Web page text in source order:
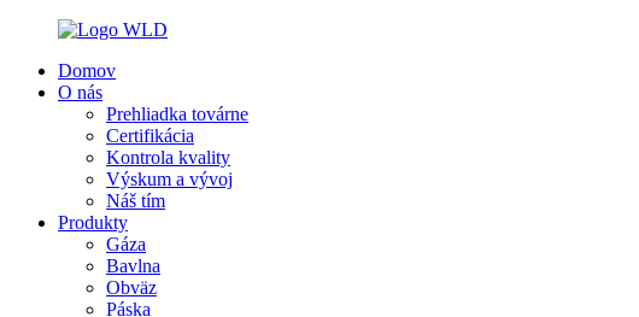
Domov
O nás
Prehliadka továrne
Certifikácia
Kontrola kvality
Výskum a vývoj
Náš tím
Produkty
Gáza
Bavlna
Obväz
Páska